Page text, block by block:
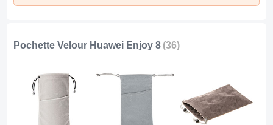
Pochette Velour Huawei Enjoy 8 (36)